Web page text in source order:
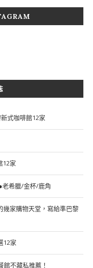
式咖啡館12家
12家
老希臘/金杯/鹿角
幾家購物天堂，寫給準巴黎
12家
不藏私推薦！